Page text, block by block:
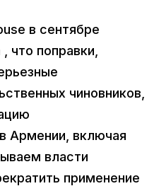
в сентябре
что поправки,
чиновников,
Армении, включая
власти
применение